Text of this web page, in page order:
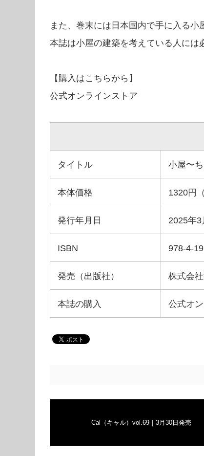
また、巻末には日本国内で手に入る小
本誌は小屋の建築を考えている人には
【購入はこちらから】
公式オンラインストア
タイトル 小屋〜
本体価格 1320円
発行年月日 2025年3
ISBN 978-4-
発売（出版社） 株式会
本誌の購入 公式オ
Cal（キャル）vol.69｜3月30日発売